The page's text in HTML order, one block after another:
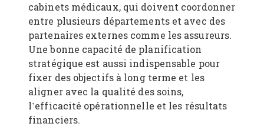
cabinets médicaux, qui doivent coordonner
entre plusieurs départements et avec des
partenaires externes comme les assureurs.
Une bonne capacité de planification
stratégique est aussi indispensable pour
fixer des objectifs à long terme et les
aligner avec la qualité des soins,
l’efficacité opérationnelle et les résultats
financiers.